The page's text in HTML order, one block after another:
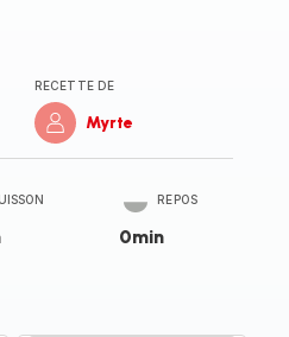
RECETTE DE
Myrte
REPOS
0min